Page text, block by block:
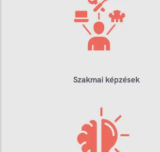
Szakmai képzések